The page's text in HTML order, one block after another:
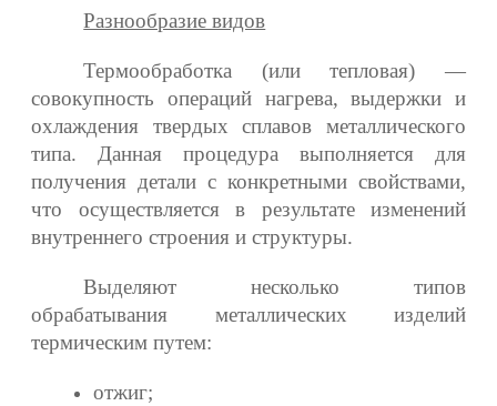
Разнообразие видов
Термообработка (или тепловая) —
совокупность операций нагрева, выдержки и
охлаждения твердых сплавов металлического
типа. Данная процедура выполняется для
получения детали с конкретными свойствами,
что осуществляется в результате изменений
внутреннего строения и структуры.
Выделяют несколько типов
обрабатывания металлических изделий
термическим путем:
отжиг;